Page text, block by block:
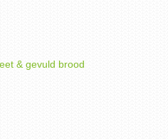
& gevuld brood